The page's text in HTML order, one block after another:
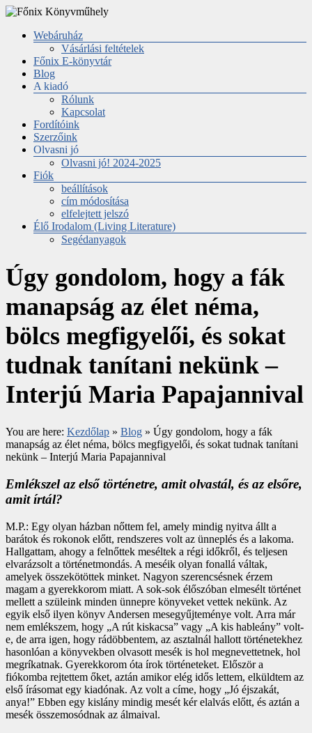
Skip
content
Könyvműhely
webáruháza
Menu
Webáruház
Vásárlási feltételek
Főnix E-könyvtár
Blog
A kiadó
Rólunk
Kapcsolat
Fordítóink
Szerzőink
Olvasni jó
Olvasni jó! 2024-2025
Fiók
beállítások
cím módosítása
elfelejtett jelszó
Élő Irodalom (Living Literature)
Segédanyagok
Úgy gondolom, hogy a fák
manapság az élet néma,
bölcs megfigyelői, és sokat
tudnak tanítani nekünk –
Interjú Maria Papajannival
You are here: Kezdőlap » Blog » Úgy gondolom, hogy a fák
manapság az élet néma, bölcs megfigyelői, és sokat tudnak tanítani
nekünk – Interjú Maria Papajannival
Emlékszel az első történetre, amit olvastál, és az elsőre,
amit írtál?
M.P.: Egy olyan házban nőttem fel, amely mindig nyitva állt a
barátok és rokonok előtt, rendszeres volt az ünneplés és a lakoma.
Hallgattam, ahogy a felnőttek meséltek a régi időkről, és teljesen
elvarázsolt a történetmondás. A meséik olyan fonallá váltak,
amelyek összekötöttek minket. Nagyon szerencsésnek érzem
magam a gyerekkorom miatt. A sok-sok élőszóban elmesélt történet
mellett a szüleink minden ünnepre könyveket vettek nekünk. Az
egyik első ilyen könyv Andersen mesegyűjteménye volt. Arra már
nem emlékszem, hogy „A rút kiskacsa” vagy „A kis hableány” volt-
e, de arra igen, hogy rádöbbentem, az asztalnál hallott történetekhez
hasonlóan a könyvekben olvasott mesék is hol megnevettetnek, hol
megríkatnak. Gyerekkorom óta írok történeteket. Először a
fiókomba rejtettem őket, aztán amikor elég idős lettem, elküldtem az
első írásomat egy kiadónak. Az volt a címe, hogy „Jó éjszakát,
anya!” Ebben egy kislány mindig mesét kér elalvás előtt, és aztán a
mesék összemosódnak az álmaival.